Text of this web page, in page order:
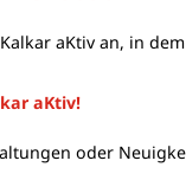
aKtiv an, in
aKtiv!
oder